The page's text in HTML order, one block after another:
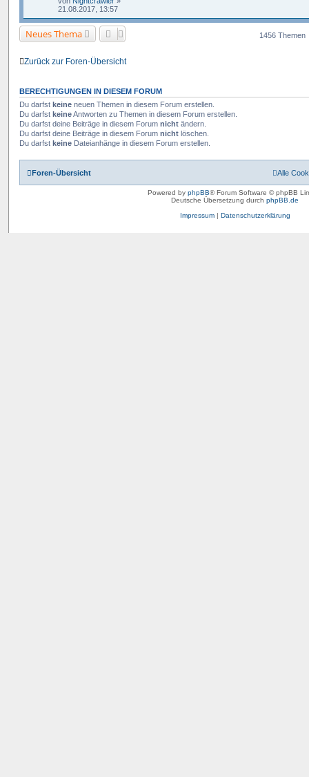
21.08.2017, 13:57
Neues Thema 1456 Themen
Zurück zur Foren-Übersicht
BERECHTIGUNGEN IN DIESEM FORUM
Du darfst keine neuen Themen in diesem Forum erstellen.
Du darfst keineAntworten zu Themen in diesem Forum erstellen.
Du darfst deine Beiträge in diesem Forum nicht ändern.
Du darfst deine Beiträge in diesem Forum nicht löschen.
Du darfst keine Dateianhänge in diesem Forum erstellen.
Foren-Übersicht Alle
Powered by phpBB® Forum Software © phpBB
Deutsche Übersetzung durch phpBB.de
Impressum| Datenschutzerklärung